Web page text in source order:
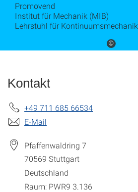
©
Promovend
Institut für Mechanik (MIB)
Lehrstuhl für Kontinuumsmechanik
Kontakt
+49 711 685 66534
E-Mail
Pfaffenwaldring 7
70569 Stuttgart
Deutschland
Raum: PWR9 3.136